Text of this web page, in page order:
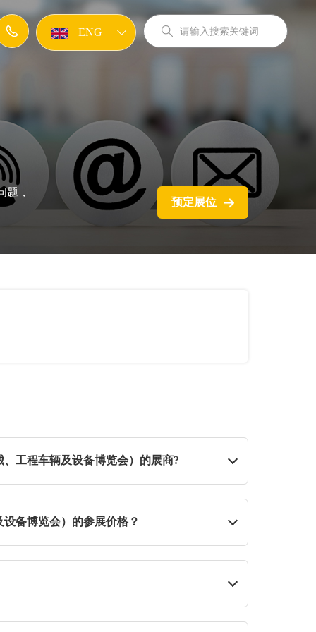
ENG
题，
预定展位
工程车辆及设备博览会）的展商?
备博览会）的参展价格？